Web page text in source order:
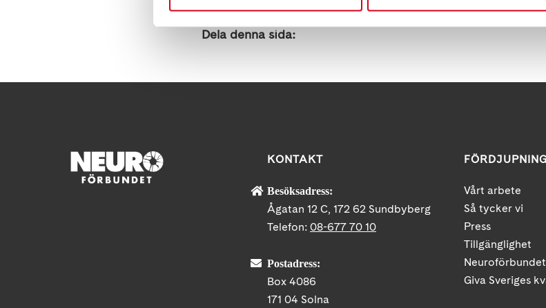
Dela denna sida:
KONTAKT
Besöksadress:
Ågatan 12 C, 172 62 Sundbyberg
Telefon: 08-677 70 10
Postadress:
Box 4086
171 04 Solna
FÖRDJUPNING
Vårt arbete
Så tycker vi
Press
Tillgänglighet
Giva Sveriges